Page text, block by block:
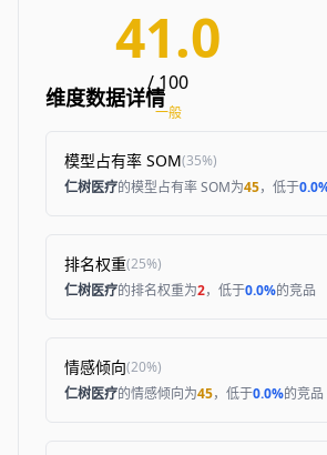
41.0
/ 100
一般
维度数据详情
模型占有率 SOM(35%)
仁树医疗的模型占有率 SOM为45，低于
排名权重(25%)
仁树医疗的排名权重为2，低于0.0%的竞品
情感倾向(20%)
仁树医疗的情感倾向为45，低于0.0%的竞品